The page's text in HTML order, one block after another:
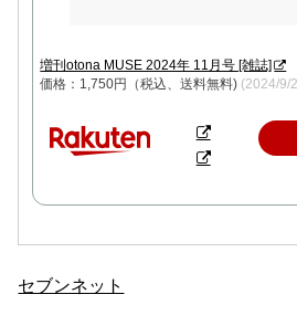
増刊otona MUSE 2024年 11月号 [雑誌]
価格：1,750円（税込、送料無料) (2024/9/
セブンネット